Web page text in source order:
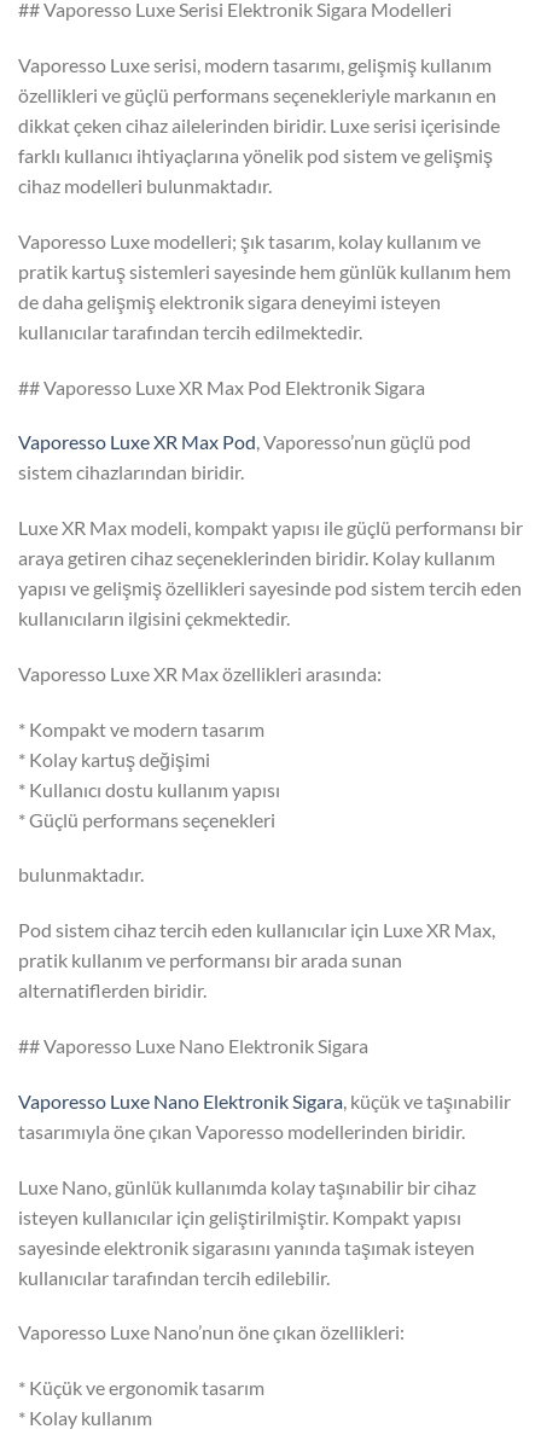
## Vaporesso Luxe Serisi Elektronik Sigara Modelleri
Vaporesso Luxe serisi, modern tasarımı, gelişmiş kullanım
özellikleri ve güçlü performans seçenekleriyle markanın en
dikkat çeken cihaz ailelerinden biridir. Luxe serisi içerisinde
farklı kullanıcı ihtiyaçlarına yönelik pod sistem ve gelişmiş
cihaz modelleri bulunmaktadır.
Vaporesso Luxe modelleri; şık tasarım, kolay kullanım ve
pratik kartuş sistemleri sayesinde hem günlük kullanım hem
de daha gelişmiş elektronik sigara deneyimi isteyen
kullanıcılar tarafından tercih edilmektedir.
## Vaporesso Luxe XR Max Pod Elektronik Sigara
Vaporesso Luxe XR Max Pod, Vaporesso’nun güçlü pod
sistem cihazlarından biridir.
Luxe XR Max modeli, kompakt yapısı ile güçlü performansı bir
araya getiren cihaz seçeneklerinden biridir. Kolay kullanım
yapısı ve gelişmiş özellikleri sayesinde pod sistem tercih eden
kullanıcıların ilgisini çekmektedir.
Vaporesso Luxe XR Max özellikleri arasında:
* Kompakt ve modern tasarım
* Kolay kartuş değişimi
* Kullanıcı dostu kullanım yapısı
* Güçlü performans seçenekleri
bulunmaktadır.
Pod sistem cihaz tercih eden kullanıcılar için Luxe XR Max,
pratik kullanım ve performansı bir arada sunan
alternatiflerden biridir.
## Vaporesso Luxe Nano Elektronik Sigara
Vaporesso Luxe Nano Elektronik Sigara, küçük ve taşınabilir
tasarımıyla öne çıkan Vaporesso modellerinden biridir.
Luxe Nano, günlük kullanımda kolay taşınabilir bir cihaz
isteyen kullanıcılar için geliştirilmiştir. Kompakt yapısı
sayesinde elektronik sigarasını yanında taşımak isteyen
kullanıcılar tarafından tercih edilebilir.
Vaporesso Luxe Nano’nun öne çıkan özellikleri:
* Küçük ve ergonomik tasarım
* Kolay kullanım